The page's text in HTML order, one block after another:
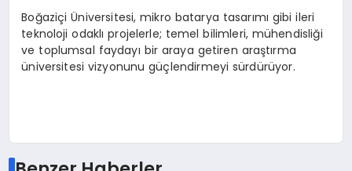
Boğaziçi Üniversitesi, mikro batarya tasarımı gibi ileri
teknoloji odaklı projelerle; temel bilimleri, mühendisliği
ve toplumsal faydayı bir araya getiren araştırma
üniversitesi vizyonunu güçlendirmeyi sürdürüyor.